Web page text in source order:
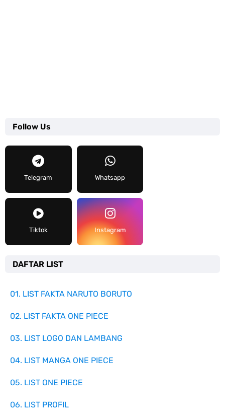
Follow Us
Telegram Whatsapp
Tiktok Instagram
DAFTAR LIST
01. LIST FAKTA NARUTO BORUTO
02. LIST FAKTA ONE PIECE
03. LIST LOGO DAN LAMBANG
04. LIST MANGA ONE PIECE
05. LIST ONE PIECE
06. LIST PROFIL